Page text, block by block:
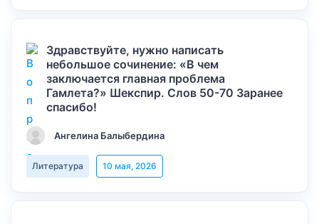
Здравствуйте, нужно написать
небольшое сочинение: «В чем
заключается главная проблема
Гамлета?» Шекспир. Слов 50-70 Заранее
спасибо!
Ангелина Балыбердина
Литература 10 мая, 2026